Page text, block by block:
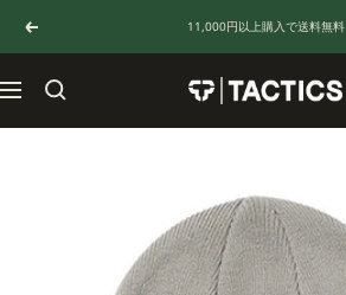
テ
ン
ツ
へ
戻
る
11,000円以上購入で送料無料
ナ
TACTICS
JAPAN